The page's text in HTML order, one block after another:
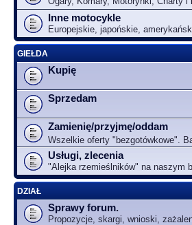
Inne motocykle
Europejskie, japońskie,
GIEŁDA
Kupię
Sprzedam
Zamienię/przyjmę/oddam
Wszelkie oferty "bezgotówkowe".
Usługi, zlecenia
"Alejka rzemieślników" na naszym
DZIAŁ
Sprawy forum.
Propozycje, skargi, wnioski,